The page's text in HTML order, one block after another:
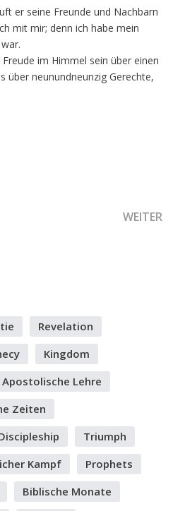
er seine Freunde und Nachbarn
mit mir; denn ich habe mein
im Himmel sein über einen
über neunundneunzig Gerechte,
ZUR RUHE UND WEITER
Revelation
Kingdom
Apostolische Lehre
Zeiten
Triumph
Kampf
Prophets
Biblische Monate